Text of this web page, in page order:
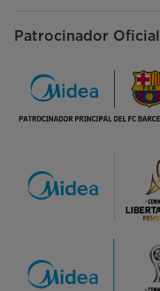
Patrocinador Oficial